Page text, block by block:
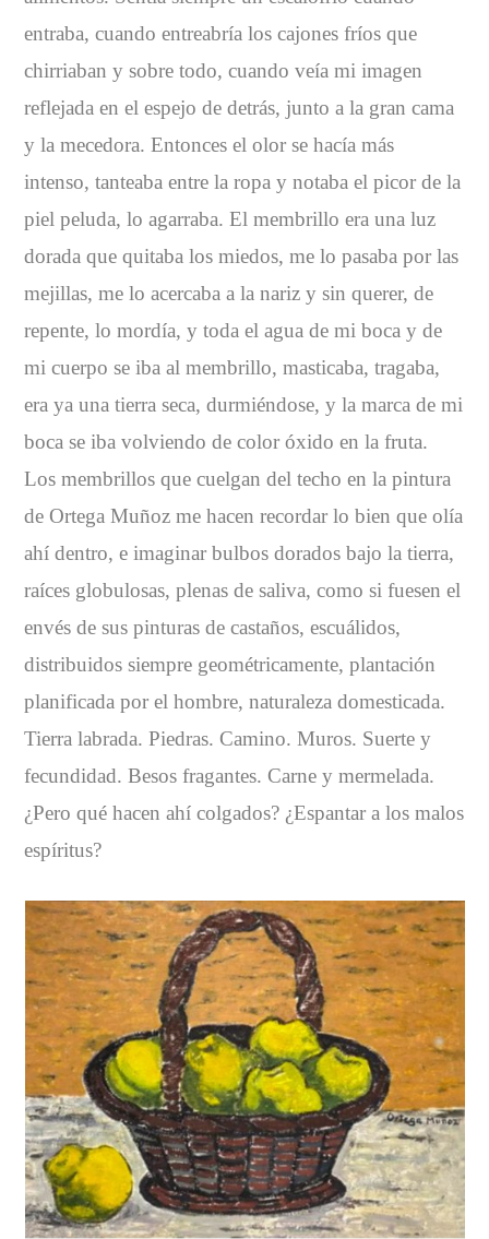
entraba, cuando entreabría los cajones fríos que
chirriaban y sobre todo, cuando veía mi imagen
reflejada en el espejo de detrás, junto a la gran cama
y la mecedora. Entonces el olor se hacía más
intenso, tanteaba entre la ropa y notaba el picor de la
piel peluda, lo agarraba. El membrillo era una luz
dorada que quitaba los miedos, me lo pasaba por las
mejillas, me lo acercaba a la nariz y sin querer, de
repente, lo mordía, y toda el agua de mi boca y de
mi cuerpo se iba al membrillo, masticaba, tragaba,
era ya una tierra seca, durmiéndose, y la marca de mi
boca se iba volviendo de color óxido en la fruta.
Los membrillos que cuelgan del techo en la pintura
de Ortega Muñoz me hacen recordar lo bien que olía
ahí dentro, e imaginar bulbos dorados bajo la tierra,
raíces globulosas, plenas de saliva, como si fuesen el
envés de sus pinturas de castaños, escuálidos,
distribuidos siempre geométricamente, plantación
planificada por el hombre, naturaleza domesticada.
Tierra labrada. Piedras. Camino. Muros. Suerte y
fecundidad. Besos fragantes. Carne y mermelada.
¿Pero qué hacen ahí colgados? ¿Espantar a los malos
espíritus?